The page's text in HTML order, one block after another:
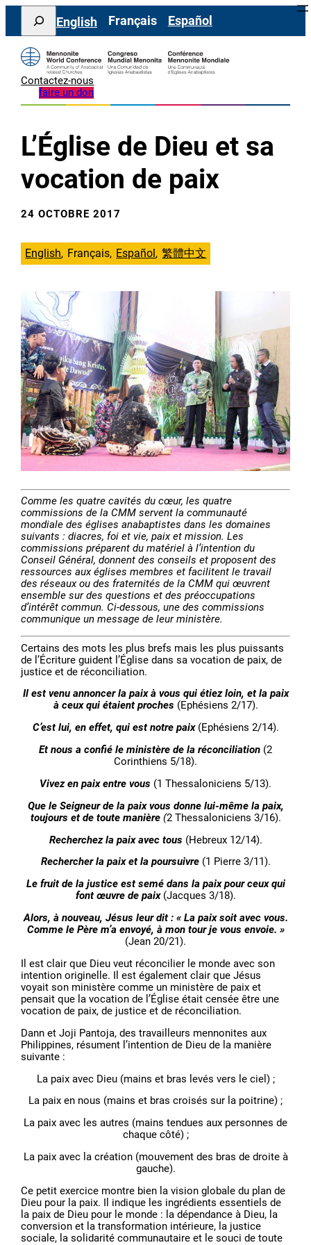
Aller
contenu
Search
English Français Español
Contactez-nous
faire un don
L’Église de Dieu et sa
vocation de paix
24 OCTOBRE 2017
English Français Español 繁體中文
Comme les quatre cavités du cœur, les quatre
commissions de la CMM servent la communauté
mondiale des églises anabaptistes dans les domaines
suivants : diacres, foi et vie, paix et mission. Les
commissions préparent du matériel à l’intention du
Conseil Général, donnent des conseils et proposent des
ressources aux églises membres et facilitent le travail
des réseaux ou des fraternités de la CMM qui œuvrent
ensemble sur des questions et des préoccupations
d’intérêt commun. Ci-dessous, une des commissions
communique un message de leur ministère.
Certains des mots les plus brefs mais les plus puissants
de l’Écriture guident l’Église dans sa vocation de paix, de
justice et de réconciliation.
Il est venu annoncer la paix à vous qui étiez loin, et la paix
à ceux qui étaient proches (Ephésiens 2/17).
C’est lui, en effet, qui est notre paix(Ephésiens 2/14).
Et nous a confié le ministère de la réconciliation (2
Corinthiens 5/18).
Vivez en paix entre vous (1 Thessaloniciens 5/13).
Que le Seigneur de la paix vous donne lui-même la paix,
toujours et de toute manière (2 Thessaloniciens 3/16).
Recherchez la paix avec tous (Hebreux 12/14).
Rechercher la paix et la poursuivre(1 Pierre 3/11).
Le fruit de la justice est semé dans la paix pour ceux qui
font œuvre de paix(Jacques 3/18).
Alors, à nouveau, Jésus leur dit : « La paix soit avec vous.
Comme le Père m’a envoyé, à mon tour je vous envoie. »
(Jean 20/21).
Il est clair que Dieu veut réconcilier le monde avec son
intention originelle. Il est également clair que Jésus
voyait son ministère comme un ministère de paix et
pensait que la vocation de l’Église était censée être une
vocation de paix, de justice et de réconciliation.
Dann et Joji Pantoja, des travailleurs mennonites aux
Philippines, résument l’intention de Dieu de la manière
suivante :
La paix avec Dieu (mains et bras levés vers le ciel) ;
La paix en nous (mains et bras croisés sur la poitrine) ;
La paix avec les autres (mains tendues aux personnes de
chaque côté) ;
La paix avec la création (mouvement des bras de droite à
gauche).
Ce petit exercice montre bien la vision globale du plan de
Dieu pour la paix. Il indique les ingrédients essentiels de
la paix de Dieu pour le monde : la dépendance à Dieu, la
conversion et la transformation intérieure, la justice
sociale, la solidarité communautaire et le souci de toute